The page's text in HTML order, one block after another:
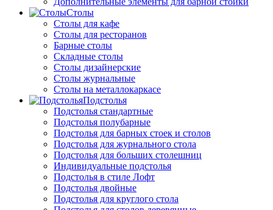
Столы
Столы для кафе
Столы для ресторанов
Барные столы
Складные столы
Столы дизайнерские
Столы журнальные
Столы на металлокаркасе
Подстолья
Подстолья стандартные
Подстолья полубарные
Подстолья для барных стоек и столов
Подстолья для журнального стола
Подстолья для больших столешниц
Индивидуальные подстолья
Подстолья в стиле Лофт
Подстолья двойные
Подстолья для круглого стола